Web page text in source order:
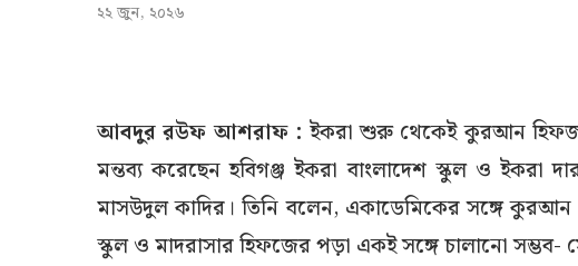
২২ জুন, ২০২৬
আবদুর রউফ আশরাফ : ইকরা শুরু থেকেই কুরআন হিফজ
মন্তব্য করেছেন হবিগঞ্জ ইকরা বাংলাদেশ স্কুল ও ইকরা
মাসউদুল কাদির। তিনি বলেন, একাডেমিকের সঙ্গে কুরআন
স্কুল ও মাদরাসার হিফজের পড়া একই সঙ্গে চালানো সম্ভব-